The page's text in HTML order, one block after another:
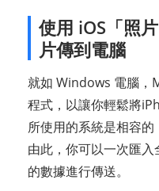
使用 iOS「照
片傳到電腦
就如 Windows 電腦，
程式，以讓你輕鬆將
所使用的系統是相容的
由此，你可以一次匯
的數據進行傳送。